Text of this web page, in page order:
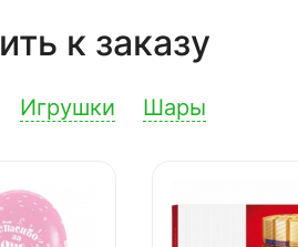
к заказу
Игрушки Шары